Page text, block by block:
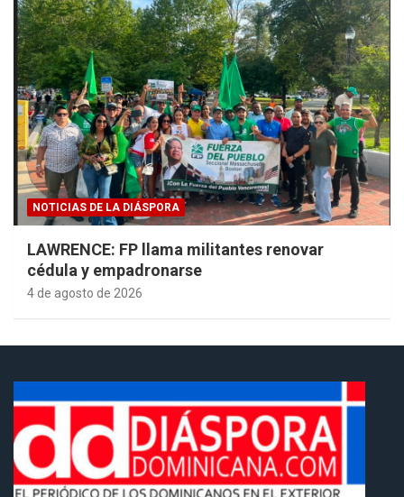
NOTICIAS DE LA DIÁSPORA
LAWRENCE: FP llama militantes renovar
cédula y empadronarse
4 de agosto de 2026